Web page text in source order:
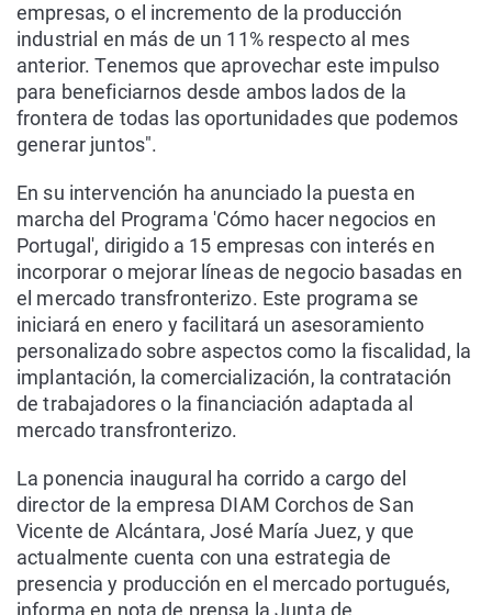
empresas, o el incremento de la producción
industrial en más de un 11% respecto al mes
anterior. Tenemos que aprovechar este impulso
para beneficiarnos desde ambos lados de la
frontera de todas las oportunidades que podemos
generar juntos".
En su intervención ha anunciado la puesta en
marcha del Programa 'Cómo hacer negocios en
Portugal', dirigido a 15 empresas con interés en
incorporar o mejorar líneas de negocio basadas en
el mercado transfronterizo. Este programa se
iniciará en enero y facilitará un asesoramiento
personalizado sobre aspectos como la fiscalidad, la
implantación, la comercialización, la contratación
de trabajadores o la financiación adaptada al
mercado transfronterizo.
La ponencia inaugural ha corrido a cargo del
director de la empresa DIAM Corchos de San
Vicente de Alcántara, José María Juez, y que
actualmente cuenta con una estrategia de
presencia y producción en el mercado portugués,
informa en nota de prensa la Junta de